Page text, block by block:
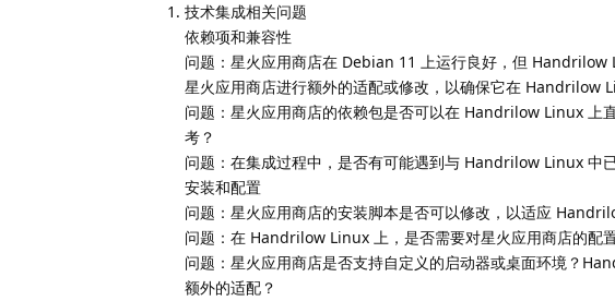
技术集成相关问题
依赖项和兼容性
问题：星火应用商店在 Debian 11 上运行良好，但
星火应用商店进行额外的适配或修改，以确保它在 Handrilow
问题：星火应用商店的依赖包是否可以在 Handrilow Linux 上
考？
问题：在集成过程中，是否有可能遇到与 Handrilow Linux 中
安装和配置
问题：星火应用商店的安装脚本是否可以修改，以适应
问题：在 Handrilow Linux 上，是否需要对星火应用商店的配
问题：星火应用商店是否支持自定义的启动器或桌面环境？
额外的适配？